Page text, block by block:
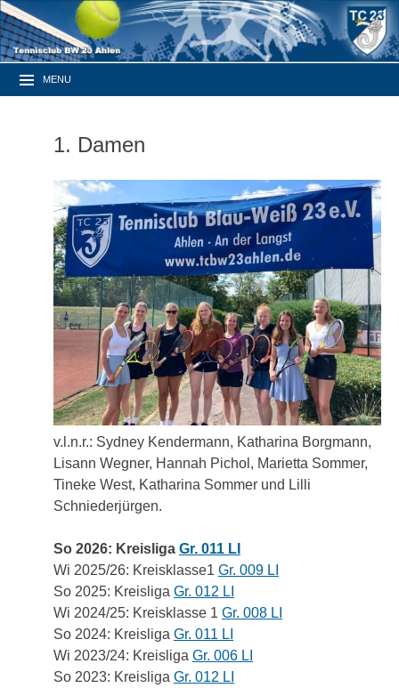
MENU
1. Damen
v.l.n.r.: Sydney Kendermann, Katharina Borgmann,
Lisann Wegner, Hannah Pichol, Marietta Sommer,
Tineke West, Katharina Sommer und Lilli
Schniederjürgen.
So 2026: Kreisliga Gr. 011 LI
Wi 2025/26: Kreisklasse1 Gr. 009 LI
So 2025: Kreisliga Gr. 012 LI
Wi 2024/25: Kreisklasse 1 Gr. 008 LI
So 2024: Kreisliga Gr. 011 LI
Wi 2023/24: Kreisliga Gr. 006 LI
So 2023: Kreisliga Gr. 012 LI